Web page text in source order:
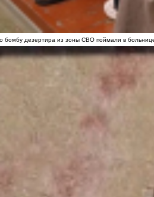
бомбу дезертира из зоны СВО поймали в